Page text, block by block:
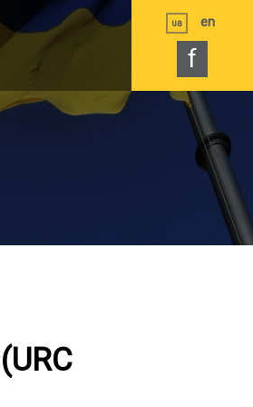
ua en
f